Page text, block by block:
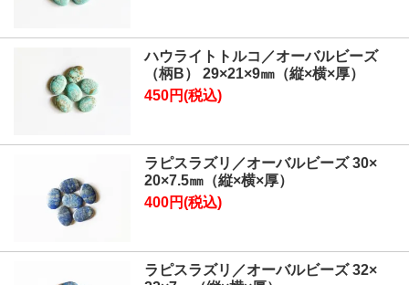
ハウライトトルコ／オーバルビーズ
（柄B） 29×21×9㎜（縦×横×厚）
450円(税込)
ラピスラズリ／オーバルビーズ 30×
20×7.5㎜（縦×横×厚）
400円(税込)
ラピスラズリ／オーバルビーズ 32×